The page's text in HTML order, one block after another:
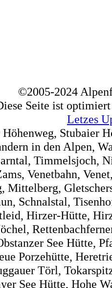
©2005-2024
Seite ist
Letzes
Stubaier
in den Alpen,
Timmelsjoch,
Venetbahn,
Mittelberg,
Schnalstal,
Hirzer-Hütte,
See Hütte,
Porzehütte,
Törl,
See Hütte, Hohe